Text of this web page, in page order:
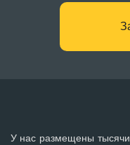
У нас размещены тысячи